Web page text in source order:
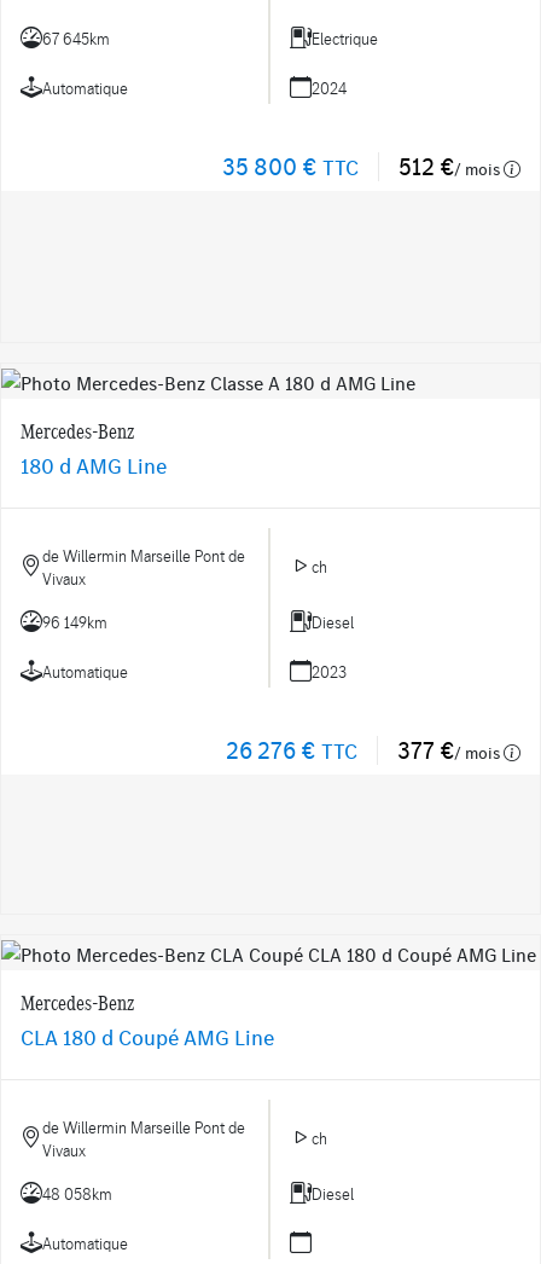
67 645km Electrique
Automatique 2024
35 800 € TTC 512 €/ mois
Mercedes-Benz
180 d AMG Line
de Willermin Marseille Pont de
Vivaux
ch
96 149km Diesel
Automatique 2023
26 276 € TTC 377 €/ mois
Mercedes-Benz
CLA 180 d Coupé AMG Line
de Willermin Marseille Pont de
Vivaux
ch
48 058km Diesel
Automatique